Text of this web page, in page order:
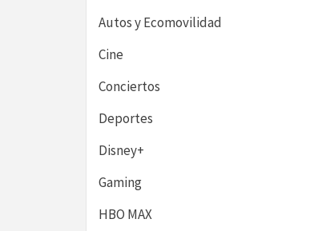
Autos y Ecomovilidad
Cine
Conciertos
Deportes
Disney+
Gaming
HBO MAX